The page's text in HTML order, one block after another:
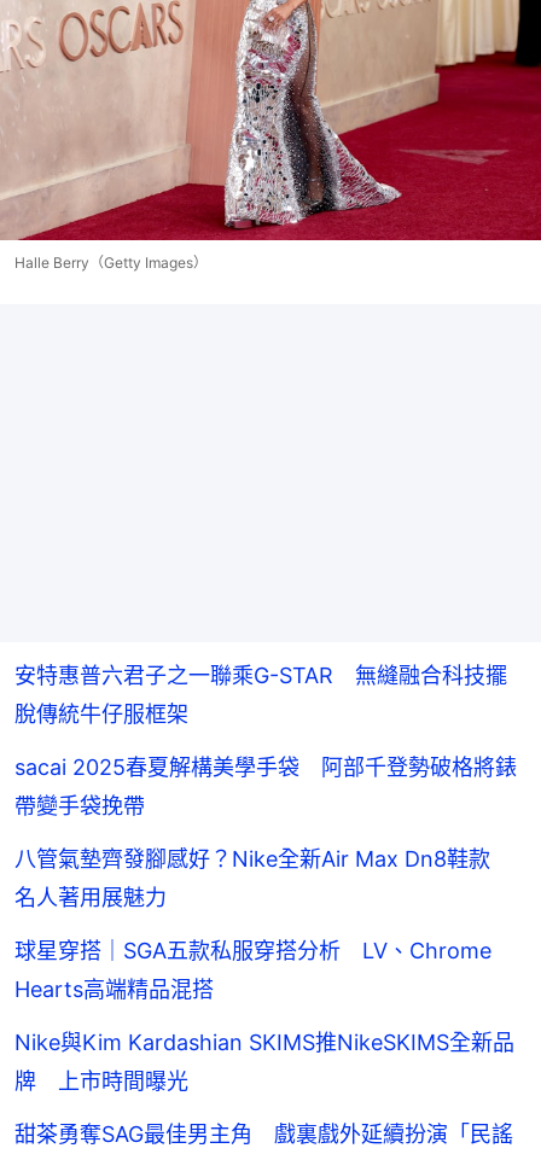
Halle Berry（Getty Images）
安特惠普六君子之一聯乘G-STAR 無縫融合科技擺
脫傳統牛仔服框架
sacai 2025春夏解構美學手袋 阿部千登勢破格將錶
帶變手袋挽帶
八管氣墊齊發腳感好？Nike全新Air Max Dn8鞋款
名人著用展魅力
球星穿搭｜SGA五款私服穿搭分析 LV、Chrome
Hearts高端精品混搭
Nike與Kim Kardashian SKIMS推NikeSKIMS全新品
牌 上市時間曝光
甜茶勇奪SAG最佳男主角 戲裏戲外延續扮演「民謠